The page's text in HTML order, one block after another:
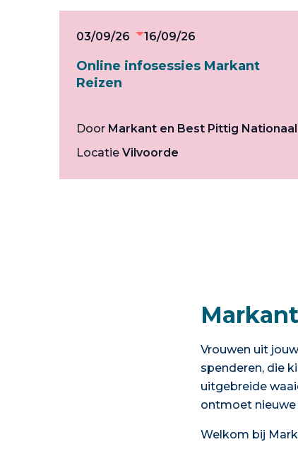
03/09/26 16/09/26
Online infosessies Markant
Reizen
Door Markant en Best Pittig Nationaal
Locatie Vilvoorde
Vrouwen uit
spenderen, die
uitgebreide
ontmoet nieuwe
Welkom bij